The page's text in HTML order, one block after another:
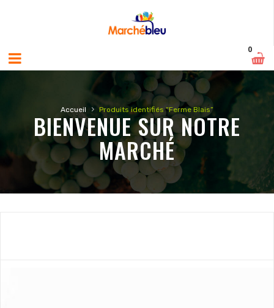
0
Accueil › Produits identifiés “Ferme Blais”
BIENVENUE SUR NOTRE
MARCHÉ